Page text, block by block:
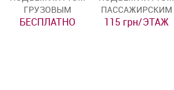
ГРУЗОВЫМ
БЕСПЛАТНО
ПАССАЖИРСКИМ
115 грн/ЭТАЖ